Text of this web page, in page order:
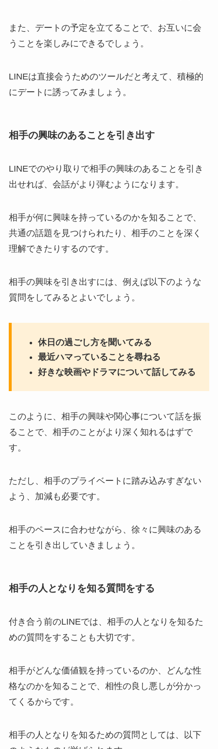
また、デートの予定を立てることで、お互いに会
うことを楽しみにできるでしょう。
LINEは直接会うためのツールだと考えて、積極的
にデートに誘ってみましょう。
相手の興味のあることを引き出す
LINEでのやり取りで相手の興味のあることを引き
出せれば、会話がより弾むようになります。
相手が何に興味を持っているのかを知ることで、
共通の話題を見つけられたり、相手のことを深く
理解できたりするのです。
相手の興味を引き出すには、例えば以下のような
質問をしてみるとよいでしょう。
休日の過ごし方を聞いてみる
最近ハマっていることを尋ねる
好きな映画やドラマについて話してみる
このように、相手の興味や関心事について話を振
ることで、相手のことがより深く知れるはずで
す。
ただし、相手のプライベートに踏み込みすぎない
よう、加減も必要です。
相手のペースに合わせながら、徐々に興味のある
ことを引き出していきましょう。
相手の人となりを知る質問をする
付き合う前のLINEでは、相手の人となりを知るた
めの質問をすることも大切です。
相手がどんな価値観を持っているのか、どんな性
格なのかを知ることで、相性の良し悪しが分かっ
てくるからです。
相手の人となりを知るための質問としては、以下